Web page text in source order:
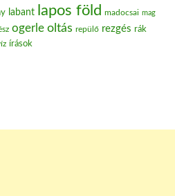
labant lapos föld madocsai mag
ogerle oltás repülő rezgés rák
írások